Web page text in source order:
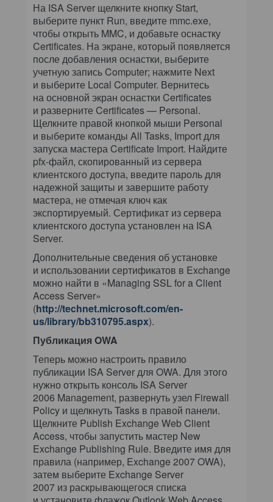
На ISA Server щелкните кнопку Start,
выберите пункт Run, введите mmc.exe,
чтобы открыть MMC, и добавьте оснастку
Certificates. На экране, который появляется
после добавления оснастки, выберите
учетную запись Computer; нажмите Next
и выберите Local Computer. Вернитесь
на основной экран оснастки Certificates
и разверните Certificates — Personal.
Щелкните правой кнопкой мыши Personal
и выберите команды All Tasks, Import для
запуска мастера Certificate Import. Найдите
pfx-файл, скопированный из сервера
клиентского доступа, введите пароль для
надежной защиты и завершите работу
мастера, не отмечая ключ как
экспортируемый. Сертификат из сервера
клиентского доступа установлен на ISA
Server.
Дополнительные сведения об установке
и использовании сертификатов в Exchange
можно найти в «Managing SSL for a Client
Access Server»
(http://technet.microsoft.com/en-
us/library/bb310795.aspx).
Публикация OWA
Теперь можно настроить правило
публикации ISA Server для OWA. Для этого
нужно открыть консоль ISA Server
2006 Management, развернуть узел Firewall
Policy и щелкнуть Tasks в правой панели.
Щелкните Publish Exchange Web Client
Access, чтобы запустить мастер New
Exchange Publishing Rule. Введите имя для
правила (например, Exchange 2007 OWA),
затем выберите Exchange Server
2007 из раскрывающегося списка